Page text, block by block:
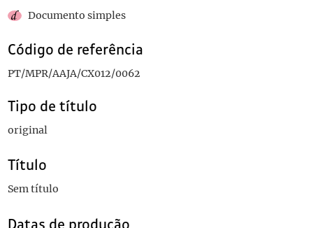
Documento simples
Código de referência
PT/MPR/AAJA/CX012/0062
Tipo de título
original
Título
Sem título
Datas de produção